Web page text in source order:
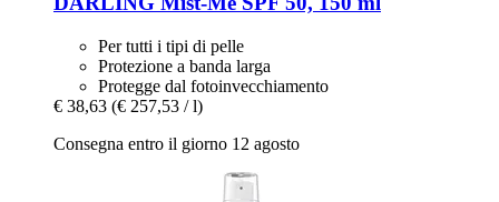
Per tutti i tipi di pelle
Protezione a banda larga
Protegge dal fotoinvecchiamento
€ 38,63 (€ 257,53 / l)
Consegna entro il giorno 12 agosto